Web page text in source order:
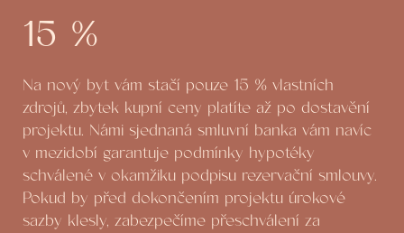
15 %
Na nový byt vám stačí pouze 15 % vlastních
zdrojů, zbytek kupní ceny platíte až po dostavění
projektu. Námi sjednaná smluvní banka vám navíc
v mezidobí garantuje podmínky hypotéky
schválené v okamžiku podpisu rezervační smlouvy.
Pokud by před dokončením projektu úrokové
sazby klesly, zabezpečíme přeschválení za